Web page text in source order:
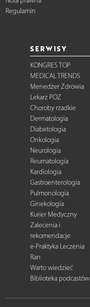
Regulamin
SERWISY
KONGRES TOP
MEDICAL TRENDS
Menedżer Zdrowia
Lekarz POZ
Choroby rzadkie
Dermatologia
Diabetologia
Onkologia
Neurologia
Reumatologia
Kardiologia
Gastroenterologia
Pulmonologia
Ginekologia
Kurier Medyczny
Zalecenia i
rekomendacje
e-Praktyka Leczenia
Ran
Warto wiedzieć
Biblioteka podcastów